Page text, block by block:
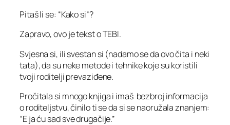
Pitaš li se: “Kako si”?
Zapravo, ovo je tekst o TEBI.
Svjesna si, ili svestan si (nadamo se da ovo čita i neki
tata), da su neke metode i tehnike koje su koristili
tvoji roditelji prevaziđene.
Pročitala si mnogo knjiga i imaš bezbroj informacija
o roditeljstvu, činilo ti se da si se naoružala znanjem:
“E ja ću sad sve drugačije.”